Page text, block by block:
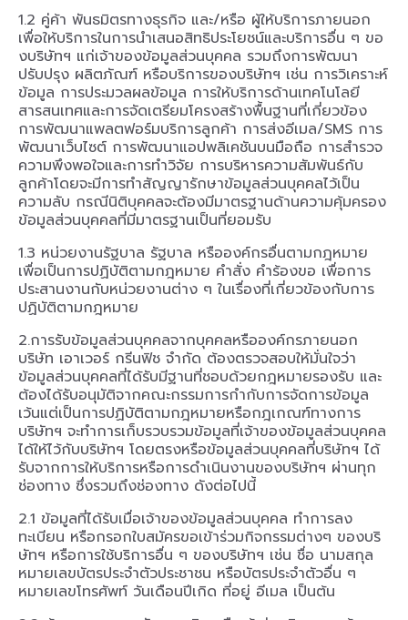
1.2 คู่ค้า พันธมิตรทางธุรกิจ และ/หรือ ผู้ให้บริการภายนอก
เพื่อให้บริการในการนำเสนอสิทธิประโยชน์และบริการอื่น ๆ ขอ
งบริษัทฯ แก่เจ้าของข้อมูลส่วนบุคคล รวมถึงการพัฒนา
ปรับปรุง ผลิตภัณฑ์ หรือบริการของบริษัทฯ เช่น การวิเคราะห์
ข้อมูล การประมวลผลข้อมูล การให้บริการด้านเทคโนโลยี
สารสนเทศและการจัดเตรียมโครงสร้างพื้นฐานที่เกี่ยวข้อง
การพัฒนาแพลตฟอร์มบริการลูกค้า การส่งอีเมล/SMS การ
พัฒนาเว็บไซต์ การพัฒนาแอปพลิเคชันบนมือถือ การสำรวจ
ความพึงพอใจและการทำวิจัย การบริหารความสัมพันธ์กับ
ลูกค้าโดยจะมีการทำสัญญารักษาข้อมูลส่วนบุคคลไว้เป็น
ความลับ กรณีนิติบุคคลจะต้องมีมาตรฐานด้านความคุ้มครอง
ข้อมูลส่วนบุคคลที่มีมาตรฐานเป็นที่ยอมรับ
1.3 หน่วยงานรัฐบาล รัฐบาล หรือองค์กรอื่นตามกฎหมาย
เพื่อเป็นการปฏิบัติตามกฎหมาย คำสั่ง คำร้องขอ เพื่อการ
ประสานงานกับหน่วยงานต่าง ๆ ในเรื่องที่เกี่ยวข้องกับการ
ปฏิบัติตามกฎหมาย
2.การรับข้อมูลส่วนบุคคลจากบุคคลหรือองค์กรภายนอก
บริษัท เอาเวอร์ กรีนฟิช จำกัด ต้องตรวจสอบให้มั่นใจว่า
ข้อมูลส่วนบุคคลที่ได้รับมีฐานที่ชอบด้วยกฎหมายรองรับ และ
ต้องได้รับอนุมัติจากคณะกรรมการกำกับการจัดการข้อมูล
เว้นแต่เป็นการปฏิบัติตามกฎหมายหรือกฎเกณฑ์ทางการ
บริษัทฯ จะทำการเก็บรวบรวมข้อมูลที่เจ้าของข้อมูลส่วนบุคคล
ได้ให้ไว้กับบริษัทฯ โดยตรงหรือข้อมูลส่วนบุคคลที่บริษัทฯ ได้
รับจากการให้บริการหรือการดำเนินงานของบริษัทฯ ผ่านทุก
ช่องทาง ซึ่งรวมถึงช่องทาง ดังต่อไปนี้
2.1 ข้อมูลที่ได้รับเมื่อเจ้าของข้อมูลส่วนบุคคล ทำการลง
ทะเบียน หรือกรอกใบสมัครขอเข้าร่วมกิจกรรมต่างๆ ของบริ
ษัทฯ หรือการใช้บริการอื่น ๆ ของบริษัทฯ เช่น ชื่อ นามสกุล
หมายเลขบัตรประจำตัวประชาชน หรือบัตรประจำตัวอื่น ๆ
หมายเลขโทรศัพท์ วันเดือนปีเกิด ที่อยู่ อีเมล เป็นต้น